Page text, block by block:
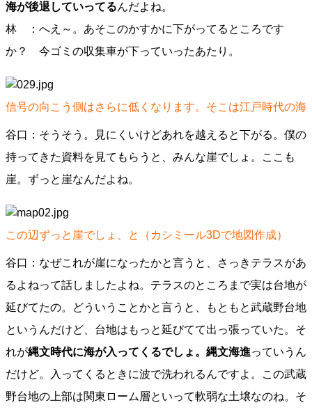
海が後退していってるんだよね。
林 ：へえ～。あそこのかすかに下がってるところです
か？ 今ゴミの収集車が下っていったあたり。
信号の向こう側はさらに低くなります。そこは江戸時代の海​​​​
谷口：そうそう。見にくいけどあれを越えると下がる。僕の
持ってきた資料を見てもらうと、みんな崖でしょ。ここも
崖。ずっと崖なんだよね。
この辺ずっと崖でしょ、と（カシミール3Dで地図作成）
谷口：なぜこれが崖になったかと言うと、さっきテラスがあ
るよねって話しましたよね。テラスのところまで実は台地が
延びてたの。どういうことかと言うと、もともと武蔵野台地
というんだけど、台地はもっと延びてて出っ張っていた。そ
れが縄文時代に海が入ってくるでしょ。縄文海進っていうん
だけど。入ってくるときに波で洗われるんですよ。この武蔵
野台地の上部は関東ローム層といって軟弱な土壌なのね。そ